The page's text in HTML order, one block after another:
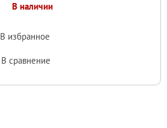
В наличии
В избранное
В сравнение